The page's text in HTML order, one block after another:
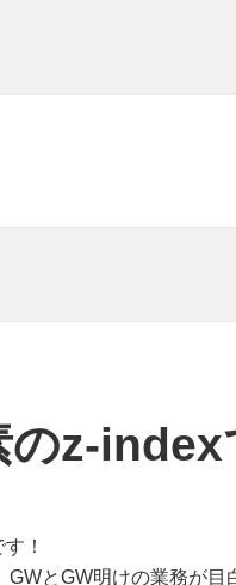
のz-index
！
GWとGW明けの業務が